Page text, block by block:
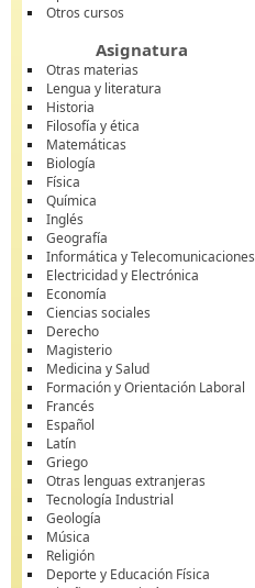
Otros cursos
Asignatura
Otras materias
Lengua y literatura
Historia
Filosofía y ética
Matemáticas
Biología
Física
Química
Inglés
Geografía
Informática y Telecomunicaciones
Electricidad y Electrónica
Economía
Ciencias sociales
Derecho
Magisterio
Medicina y Salud
Formación y Orientación Laboral
Francés
Español
Latín
Griego
Otras lenguas extranjeras
Tecnología Industrial
Geología
Música
Religión
Deporte y Educación Física